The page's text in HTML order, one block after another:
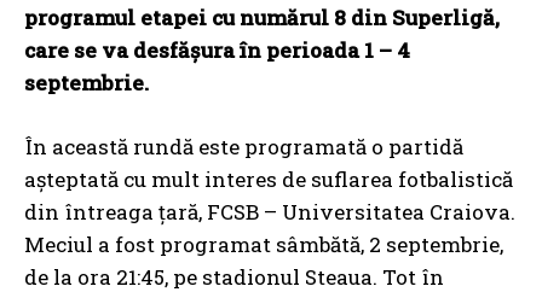
programul etapei cu numărul 8 din Superligă,
care se va desfășura în perioada 1 – 4
septembrie.
În această rundă este programată o partidă
așteptată cu mult interes de suflarea fotbalistică
din întreaga țară, FCSB – Universitatea Craiova.
Meciul a fost programat sâmbătă, 2 septembrie,
de la ora 21:45, pe stadionul Steaua. Tot în